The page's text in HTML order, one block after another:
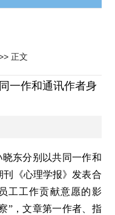
正文
一作和通讯作者身
东分别以共同一作和
《心理学报》发表合
工工作贡献意愿的影
”，文章第一作者、指